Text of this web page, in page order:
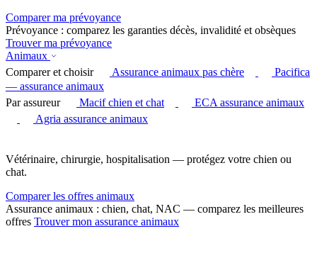
Comparer ma prévoyance
Prévoyance : comparez les garanties décès, invalidité et obsèques
Trouver ma prévoyance
Animaux
Comparer et choisir
Assurance animaux pas chère
Pacifica
— assurance animaux
Par assureur
Macif chien et chat
ECA assurance animaux
Agria assurance animaux
Vétérinaire, chirurgie, hospitalisation — protégez votre chien ou
chat.
Comparer les offres animaux
Assurance animaux : chien, chat, NAC — comparez les meilleures
offres Trouver mon assurance animaux